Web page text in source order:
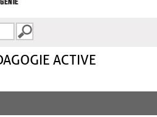
ACTIVE